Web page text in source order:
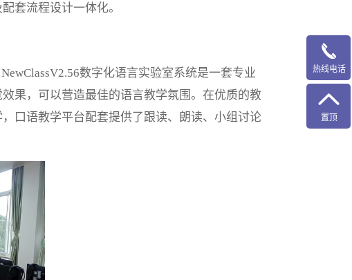
热线电话
置顶
套流程设计一体化。
数字化语言实验室系统是一套专业
果，可以营造最佳的语言教学氛围。在优质的教
口语教学平台配套提供了跟读、朗读、小组讨论